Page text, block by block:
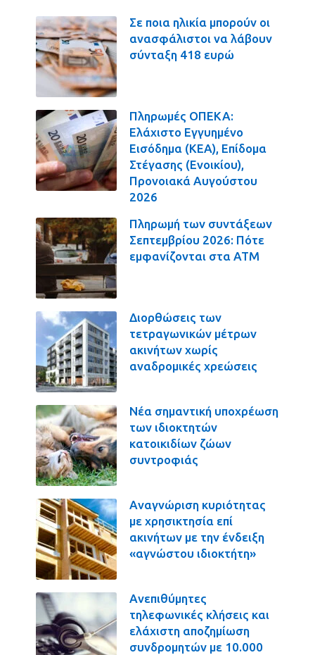
Σε ποια ηλικία μπορούν οι
ανασφάλιστοι να λάβουν
σύνταξη 418 ευρώ
Πληρωμές ΟΠΕΚΑ:
Ελάχιστο Εγγυημένο
Εισόδημα (ΚΕΑ), Επίδομα
Στέγασης (Ενοικίου),
Προνοιακά Αυγούστου
2026
Πληρωμή των συντάξεων
Σεπτεμβρίου 2026: Πότε
εμφανίζονται στα ΑΤΜ
Διορθώσεις των
τετραγωνικών μέτρων
ακινήτων χωρίς
αναδρομικές χρεώσεις
Νέα σημαντική υποχρέωση
των ιδιοκτητών
κατοικιδίων ζώων
συντροφιάς
Αναγνώριση κυριότητας
με χρησικτησία επί
ακινήτων με την ένδειξη
«αγνώστου ιδιοκτήτη»
Ανεπιθύμητες
τηλεφωνικές κλήσεις και
ελάχιστη αποζημίωση
συνδρομητών με 10.000